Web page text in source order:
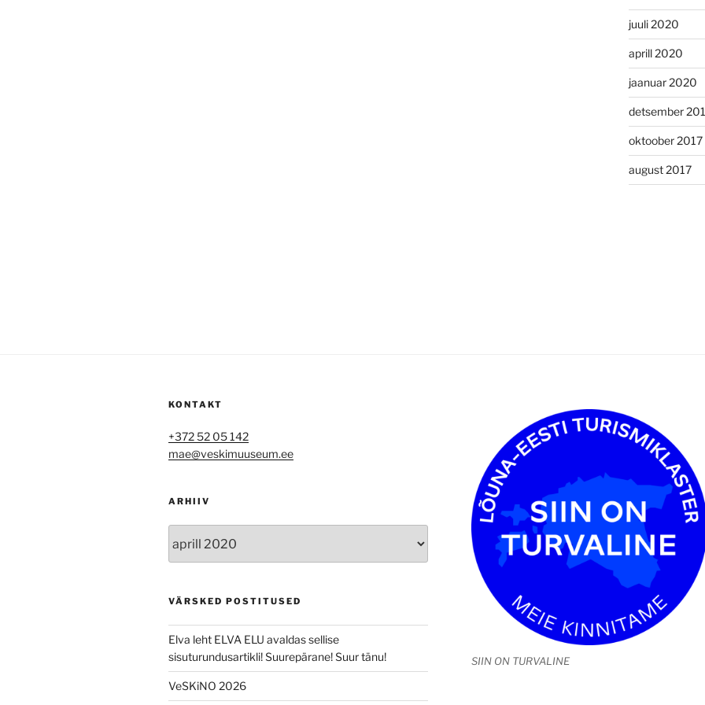
juuli 2020
aprill 2020
jaanuar 2020
detsember
oktoober 2017
august 2017
KONTAKT
+372 52 05 142
mae@veskimuuseum.ee
ARHIIV
VÄRSKED POSTITUSED
Elva leht ELVA ELU avaldas sellise
sisuturundusartikli! Suurepärane! Suur tänu!
VeSKiNO 2026
SIIN ON TURVALINE